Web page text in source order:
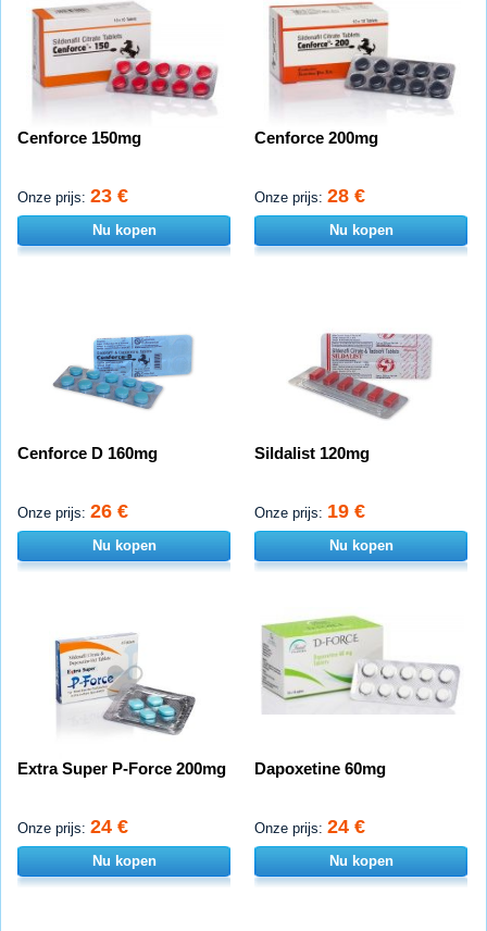
Cenforce 150mg
Onze prijs: 23 €
Nu kopen
Cenforce 200mg
Onze prijs: 28 €
Nu kopen
Cenforce D 160mg
Onze prijs: 26 €
Nu kopen
Sildalist 120mg
Onze prijs: 19 €
Nu kopen
Extra Super P-Force 200mg
Onze prijs: 24 €
Nu kopen
Dapoxetine 60mg
Onze prijs: 24 €
Nu kopen